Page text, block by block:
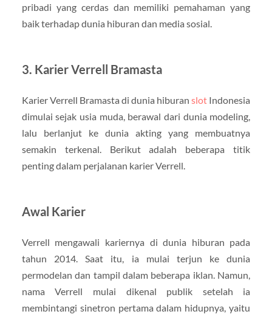
pribadi yang cerdas dan memiliki pemahaman yang
baik terhadap dunia hiburan dan media sosial.
3. Karier Verrell Bramasta
Karier Verrell Bramasta di dunia hiburanslot Indonesia
dimulai sejak usia muda, berawal dari dunia modeling,
lalu berlanjut ke dunia akting yang membuatnya
semakin terkenal. Berikut adalah beberapa titik
penting dalam perjalanan karier Verrell.
Awal Karier
Verrell mengawali kariernya di dunia hiburan pada
tahun 2014. Saat itu, ia mulai terjun ke dunia
permodelan dan tampil dalam beberapa iklan. Namun,
nama Verrell mulai dikenal publik setelah ia
membintangi sinetron pertama dalam hidupnya, yaitu